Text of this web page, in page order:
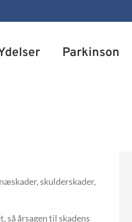
Parkinson
skulderskader,
årsagen til skadens